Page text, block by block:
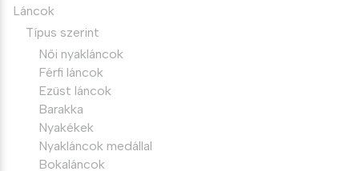
Láncok
Típus szerint
Női nyakláncok
Férfi láncok
Ezüst láncok
Barakka
Nyakékek
Nyakláncok medállal
Bokaláncok